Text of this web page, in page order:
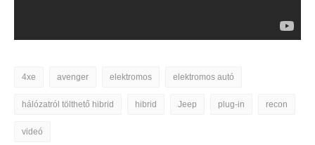
4xe avenger elektromos elektromos autó
hálózatról tölthető hibrid hibrid Jeep plug-in recon
videó